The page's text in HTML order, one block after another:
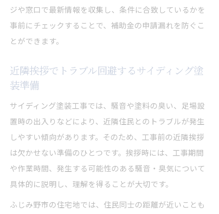
外壁洗浄や下地調整をスムーズに進めるサ
イディング塗装
サイディング塗装で乾燥待ち時間を短縮す
作業分担で効率化するサイディング塗装の
サイディング塗装の品質を保つ塗装間隔の
最適化
まず着手すべき塗装工程と注意点
サイディング塗装は高圧洗浄から始めるべ
き理由
下地調整の重要性とサイディング塗装の注
意点
ジや窓口で最新情報を収集し、条件に合致しているかを
事前にチェックすることで、補助金の申請漏れを防ぐこ
とができます。
近隣挨拶でトラブル回避するサイディング塗
装準備
サイディング塗装工事では、騒音や塗料の臭い、足場設
置時の出入りなどにより、近隣住民とのトラブルが発生
しやすい傾向があります。そのため、工事前の近隣挨拶
は欠かせない準備のひとつです。挨拶時には、工事期間
や作業時間、発生する可能性のある騒音・臭気について
具体的に説明し、理解を得ることが大切です。
ふじみ野市の住宅地では、住民同士の距離が近いことも